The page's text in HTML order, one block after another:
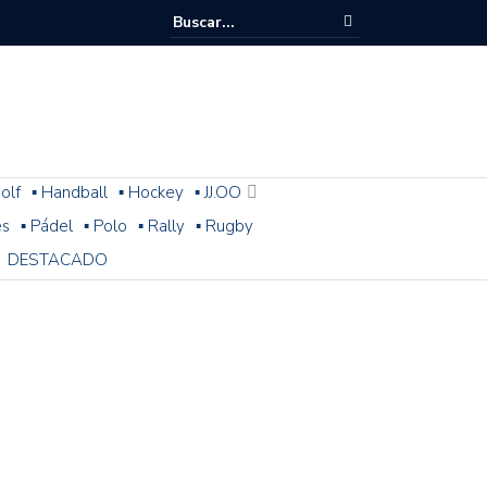
▪ Handball ▪ Hockey ▪ JJ.OO
▪ Pádel ▪ Polo ▪ Rally ▪ Rugby
DESTACADO